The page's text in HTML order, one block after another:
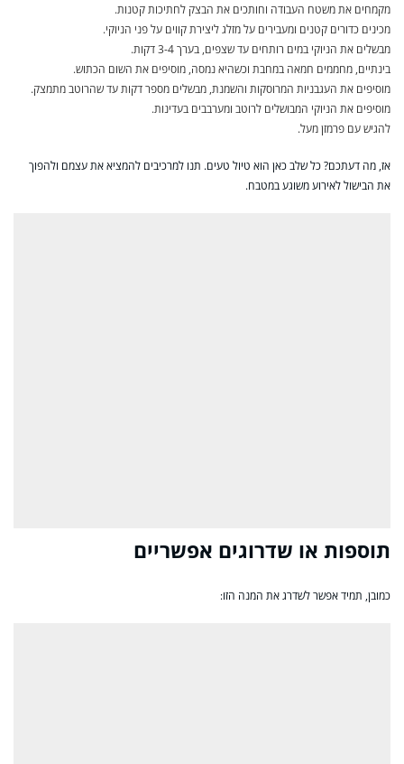
מקמחים את משטח העבודה וחותכים את הבצק לחתיכות קטנות.
מכינים כדורים קטנים ומעבירים על מזלג ליצירת קווים על פני הניוקי.
מבשלים את הניוקי במים רותחים עד שצפים, בערך 3-4 דקות.
בינתיים, מחממים חמאה במחבת וכשהיא נמסה, מוסיפים את השום הכתוש.
מוסיפים את העגבניות המרוסקות והשמנת, מבשלים מספר דקות עד שהרוטב מתמצק.
מוסיפים את הניוקי המבושלים לרוטב ומערבבים בעדינות.
להגיש עם פרמזן מעל.
אז, מה דעתכם? כל שלב כאן הוא טיול טעים. תנו למרכיבים להמציא את עצמם ולהפוך
את הבישול לאירוע משוגע במטבח.
תוספות או שדרוגים אפשריים
כמובן, תמיד אפשר לשדרג את המנה הזו: